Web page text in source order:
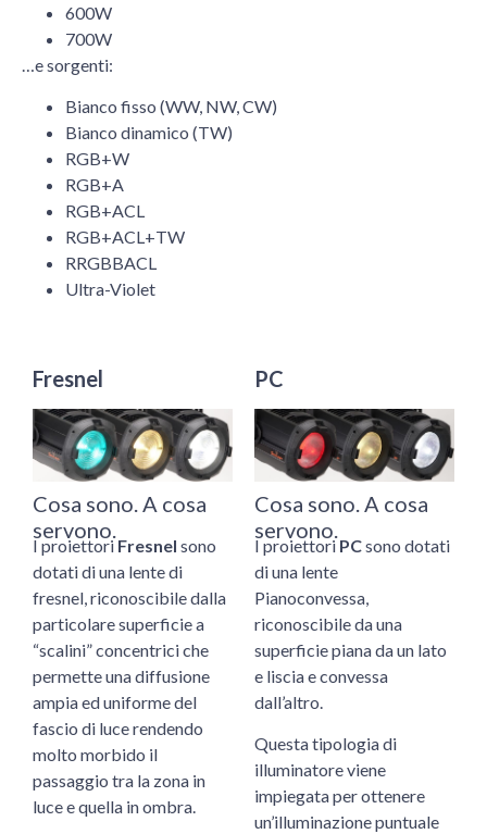
600W
700W
…e sorgenti:
Bianco fisso (WW, NW, CW)
Bianco dinamico (TW)
RGB+W
RGB+A
RGB+ACL
RGB+ACL+TW
RRGBBACL
Ultra-Violet
Fresnel
Cosa sono. A cosa
servono.
I proiettoriFresnel sono
dotati di una lente di
fresnel, riconoscibile dalla
particolare superficie a
“scalini” concentrici che
permette una diffusione
ampia ed uniforme del
fascio di luce rendendo
molto morbido il
passaggio tra la zona in
luce e quella in ombra.
PC
Cosa sono. A cosa
servono.
I proiettoriPCsono dotati
di una lente
Pianoconvessa,
riconoscibile da una
superficie piana da un lato
e liscia e convessa
dall’altro.
Questa tipologia di
illuminatore viene
impiegata per ottenere
un’illuminazione puntuale